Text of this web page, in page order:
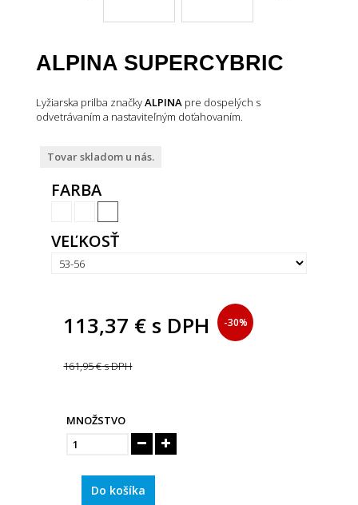
ALPINA SUPERCYBRIC
Lyžiarska prilba značkyALPINA pre dospelých s
odvetrávaním a nastaviteľným doťahovaním.
Tovar skladom u nás.
FARBA
VEĽKOSŤ
113,37 € s DPH -30%
161,95 €s DPH
MNOŽSTVO
Do košíka